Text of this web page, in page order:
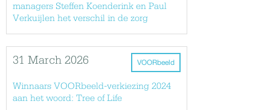
managers Steffen Koenderink en Paul
Verkuijlen het verschil in de zorg
VOORbeeld
31 March 2026
Winnaars VOORbeeld-verkiezing 2024
aan het woord: Tree of Life